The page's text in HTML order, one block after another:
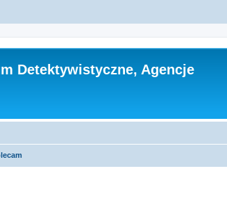
Detektywistyczne, Agencje